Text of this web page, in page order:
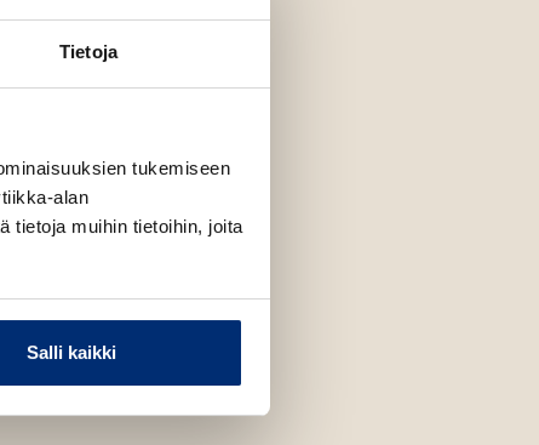
Tietoja
tukemiseen
alan
tietoja muihin tietoihin, joita
Salli kaikki